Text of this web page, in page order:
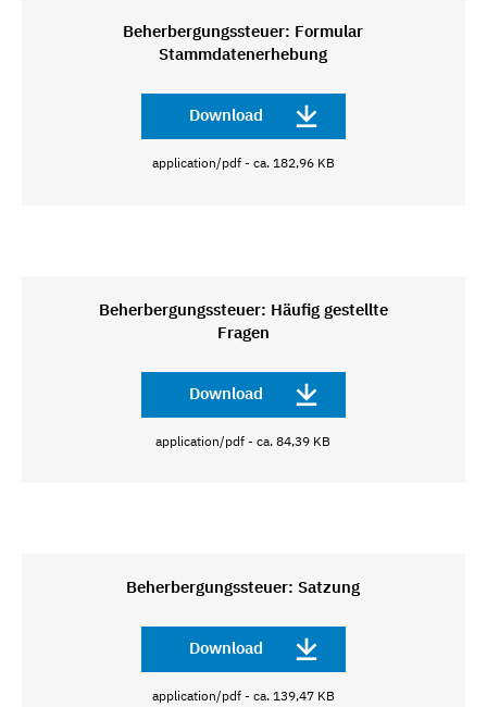
Beherbergungssteuer: Formular
Stammdatenerhebung
Download
application/pdf - ca. 182,96 KB
Beherbergungssteuer: Häufig gestellte
Fragen
Download
application/pdf - ca. 84,39 KB
Beherbergungssteuer: Satzung
Download
application/pdf - ca. 139,47 KB